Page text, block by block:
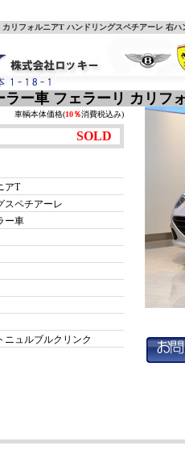
カリフォルニアT ハンドリングスペチアーレ 右
ラー車 フェラーリ カリ
車輌本体価格(10％消費税込み)
SOLD
アT
スペチアーレ
ー車
ニュルブルクリンク